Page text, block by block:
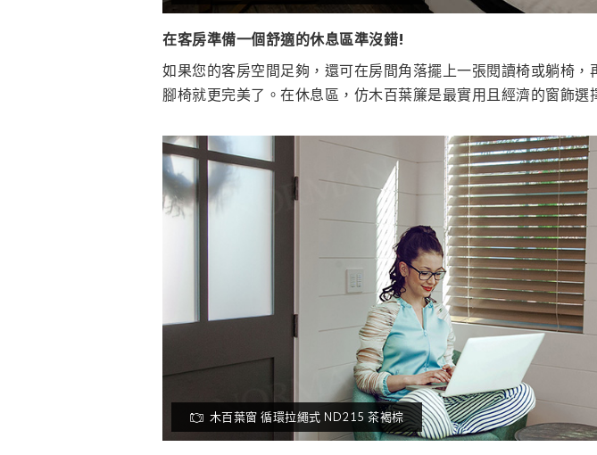
在客房準備一個舒適的休息區準沒錯!
如果您的客房空間足夠，還可在房間角落擺上一張閱讀椅或躺椅
腳椅就更完美了。在休息區，仿木百葉簾是最實用且經濟的窗飾選
木百葉窗 循環拉繩式 ND215 茶褐棕